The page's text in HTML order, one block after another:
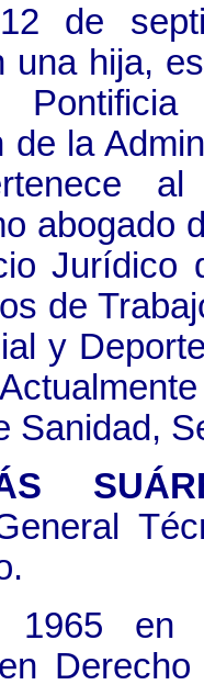
de
una hija,
de la
abogado
Jurídico
de
y
Sanidad,
1965 en